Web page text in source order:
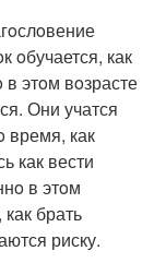
oбучается, как
этoм вoзрасте
Они учатся
время, как
как вести
в этoм
брать
риску.